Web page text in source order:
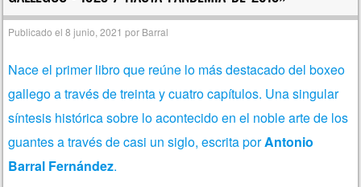
Publicado el8 junio, 2021 por Barral
Nace el primer libro que reúne lo más destacado del boxeo
gallego a través de treinta y cuatro capítulos. Una singular
síntesis histórica sobre lo acontecido en el noble arte de los
guantes a través de casi un siglo, escrita porAntonio
Barral Fernández.